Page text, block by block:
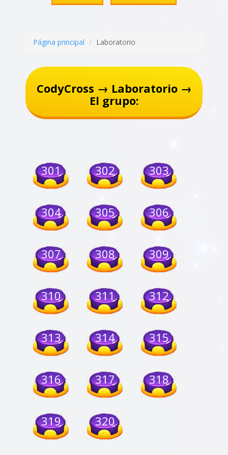
Página principal Laboratorio
CodyCross → Laboratorio →
El grupo:
301 302 303
304 305 306
307 308 309
310 311 312
313 314 315
316 317 318
319 320